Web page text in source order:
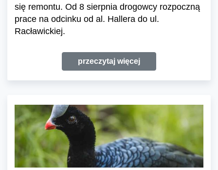
się remontu. Od 8 sierpnia drogowcy rozpoczną
prace na odcinku od al. Hallera do ul.
Racławickiej.
przeczytaj więcej